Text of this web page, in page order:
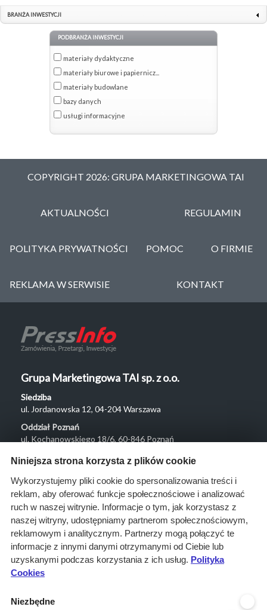
BRANŻA INWESTYCJI
PODBRANŻA INWESTYCJI
materiały dydaktyczne
materiały biurowe i papiernicz...
materiały budowlane
bazy danych
usługi informacyjne
COPYRIGHT 2026: GRUPA MARKETINGOWA TAI
AKTUALNOŚCI REGULAMIN
POLITYKA PRYWATNOŚCI POMOC O FIRMIE
REKLAMA W SERWISIE KONTAKT
Grupa Marketingowa TAI sp. z o.o.
Siedziba
ul. Jordanowska 12, 04-204 Warszawa
Oddział Poznań
ul. Kochanowskiego 18/6, 60-846 Poznań
Menu
O nas
Rozwiązania
Monitoring
przetargów
Raporty
przetargowe
Niniejsza strona korzysta z plików cookie
Wykorzystujemy pliki cookie do spersonalizowania treści i
reklam, aby oferować funkcje społecznościowe i analizować
ruch w naszej witrynie. Informacje o tym, jak korzystasz z
naszej witryny, udostępniamy partnerom społecznościowym,
reklamowym i analitycznym. Partnerzy mogą połączyć te
informacje z innymi danymi otrzymanymi od Ciebie lub
uzyskanymi podczas korzystania z ich usług. Polityka
Cookies
Niezbędne